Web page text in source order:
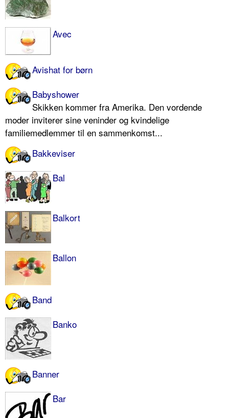
Avec
Avishat for børn
Babyshower
Skikken kommer fra Amerika. Den vordende
moder inviterer sine veninder og kvindelige
familiemedlemmer til en sammenkomst...
Bakkeviser
Bal
Balkort
Ballon
Band
Banko
Banner
Bar